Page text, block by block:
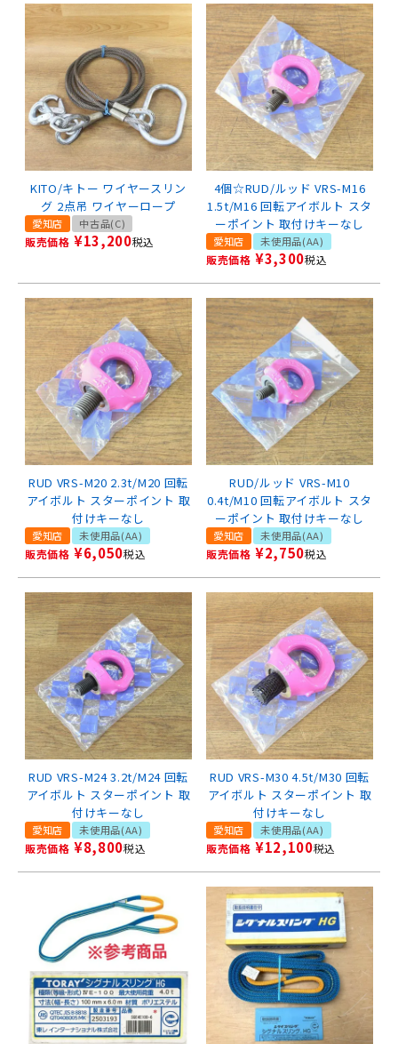
KITO/キトー ワイヤースリン
グ 2点吊 ワイヤーロープ
愛知店 中古品(C)
販売価格 ¥13,200税込
4個☆RUD/ルッド VRS-M16
1.5t/M16 回転アイボルト スタ
ーポイント 取付けキーなし
愛知店 未使用品(AA)
販売価格 ¥3,300税込
RUD VRS-M20 2.3t/M20 回転
アイボルト スターポイント 取
付けキーなし
愛知店 未使用品(AA)
販売価格 ¥6,050税込
RUD/ルッド VRS-M10
0.4t/M10 回転アイボルト スタ
ーポイント 取付けキーなし
愛知店 未使用品(AA)
販売価格 ¥2,750税込
RUD VRS-M24 3.2t/M24 回転
アイボルト スターポイント 取
付けキーなし
愛知店 未使用品(AA)
販売価格 ¥8,800税込
RUD VRS-M30 4.5t/M30 回転
アイボルト スターポイント 取
付けキーなし
愛知店 未使用品(AA)
販売価格 ¥12,100税込